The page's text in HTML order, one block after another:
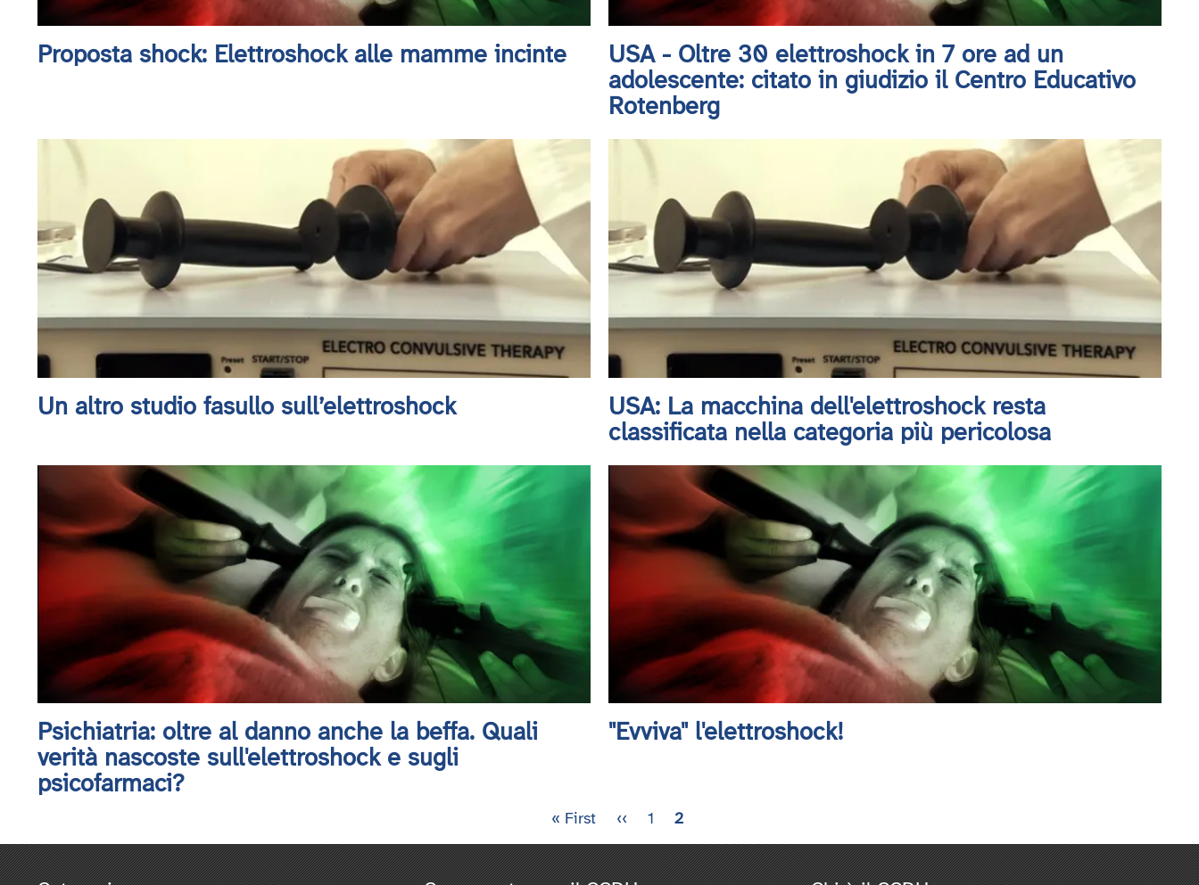
Proposta shock: Elettroshock alle mamme incinte
USA - Oltre 30 elettroshock in 7 ore ad un
adolescente: citato in giudizio il Centro Educativo
Rotenberg
Un altro studio fasullo sull’elettroshock
USA: La macchina dell'elettroshock resta
classificata nella categoria più pericolosa
Psichiatria: oltre al danno anche la beffa. Quali
verità nascoste sull'elettroshock e sugli
psicofarmaci?
"Evviva" l'elettroshock!
Prima
pagina
« First
Pagina
precedente
‹‹ Pagina
1
Pagina
attuale
2